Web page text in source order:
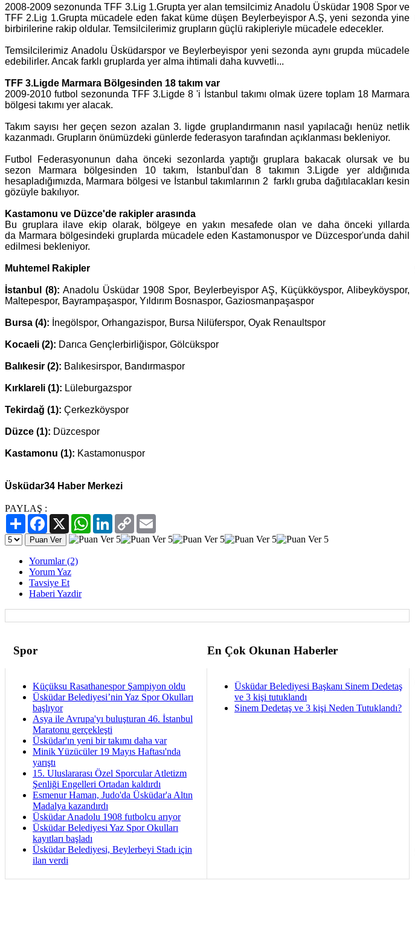
2008-2009 sezonunda TFF 3.Lig 1.Grupta yer alan temsilcimiz Anadolu Üsküdar 1908 Spor ve
TFF 2.Lig 1.Grupta mücadele eden fakat küme düşen Beylerbeyispor A.Ş, yeni sezonda yine
birbirilerine rakip oldular. Temsilcilerimiz grupların güçlü rakipleriyle mücadele edecekler.
Temsilcilerimiz Anadolu Üsküdarspor ve Beylerbeyispor yeni sezonda aynı grupda mücadele
edebilirler. Ancak farklı gruplarda yer alma ihtimali daha kuvvetli...
TFF 3.Ligde Marmara Bölgesinden 18 takım var
2009-2010 futbol sezonunda TFF 3.Ligde 8 'i İstanbul takımı olmak üzere toplam 18 Marmara
bölgesi takımı yer alacak.
Takım sayısı her geçen sezon azalan 3. ligde gruplandırmanın nasıl yapılacağı henüz netlik
kazanmadı. Grupların önümüzdeki günlerde federasyon tarafından açıklanması bekleniyor.
Futbol Federasyonunun daha önceki sezonlarda yaptığı gruplara bakacak olursak ve bu
sezon Marmara bölgesinden 10 takım, İstanbul'dan 8 takımın 3.Ligde yer aldığınıda
hesapladığımızda, Marmara bölgesi ve İstanbul takımlarının 2 farklı gruba dağıtılacakları kesin
gözüyle bakılıyor.
Kastamonu ve Düzce'de rakipler arasında
Bu gruplara ilave ekip olarak, bölgeye en yakın mesafede olan ve daha önceki yıllarda
da Marmara bölgesindeki gruplarda mücadele eden Kastamonuspor ve Düzcespor'unda dahil
edilmesi bekleniyor.
Muhtemel Rakipler
İstanbul (8): Anadolu Üsküdar 1908 Spor, Beylerbeyispor AŞ, Küçükköyspor, Alibeyköyspor,
Maltepespor, Bayrampaşaspor, Yıldırım Bosnaspor, Gaziosmanpaşaspor
Bursa (4): İnegölspor, Orhangazispor, Bursa Nilüferspor, Oyak Renaultspor
Kocaeli (2): Darıca Gençlerbirliğispor, Gölcükspor
Balıkesir (2): Balıkesirspor, Bandırmaspor
Kırklareli (1): Lüleburgazspor
Tekirdağ (1): Çerkezköyspor
Düzce (1): Düzcespor
Kastamonu (1): Kastamonuspor
Üsküdar34 Haber Merkezi
PAYLAŞ :
PaylaşFacebook
X WhatsAppLinkedIn
Copy
Link
Yorumlar (2)
Yorum Yaz
Tavsiye Et
Haberi Yazdir
Spor En Çok Okunan Haberler
Küçüksu Rasathanespor Şampiyon oldu
Üsküdar Belediyesi’nin Yaz Spor Okulları
başlıyor
Asya ile Avrupa'yı buluşturan 46. İstanbul
Maratonu gerçekleşti
Üsküdar'ın yeni bir takımı daha var
Minik Yüzücüler 19 Mayıs Haftası'nda
yarıştı
15. Uluslararası Özel Sporcular Atletizm
Şenliği Engelleri Ortadan kaldırdı
Esmenur Haman, Judo'da Üsküdar'a Altın
Madalya kazandırdı
Üsküdar Anadolu 1908 futbolcu arıyor
Üsküdar Belediyesi Yaz Spor Okulları
kayıtları başladı
Üsküdar Belediyesi, Beylerbeyi Stadı için
ilan verdi
Üsküdar Belediyesi Başkanı Sinem Dedetaş
ve 3 kişi tutuklandı
Sinem Dedetaş ve 3 kişi Neden Tutuklandı?